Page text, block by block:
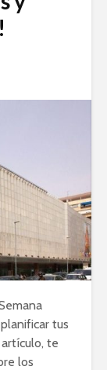
tus
te
los